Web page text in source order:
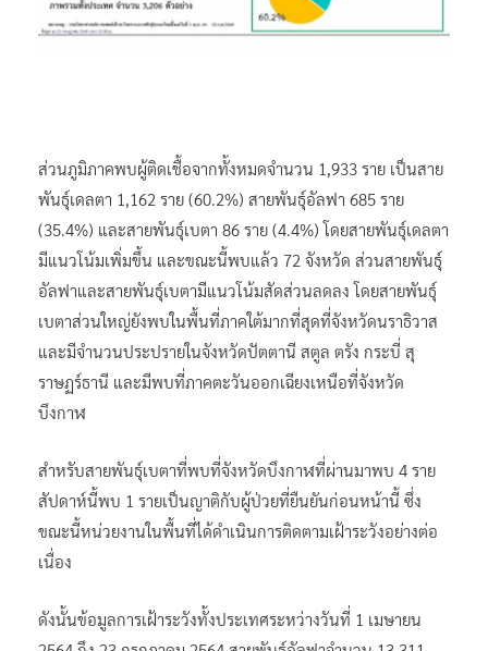
ส่วนภูมิภาคพบผู้ติดเชื้อจากทั้งหมดจำนวน 1,933 ราย เป็นสาย
พันธุ์เดลตา 1,162 ราย (60.2%) สายพันธุ์อัลฟา 685 ราย
(35.4%) และสายพันธุ์เบตา 86 ราย (4.4%) โดยสายพันธุ์เดลตา
มีแนวโน้มเพิ่มขึ้น และขณะนี้พบแล้ว 72 จังหวัด ส่วนสายพันธุ์
อัลฟาและสายพันธุ์เบตามีแนวโน้มสัดส่วนลดลง โดยสายพันธุ์
เบตาส่วนใหญ่ยังพบในพื้นที่ภาคใต้มากที่สุดที่จังหวัดนราธิวาส
และมีจำนวนประปรายในจังหวัดปัตตานี สตูล ตรัง กระบี่ สุ
ราษฏร์ธานี และมีพบที่ภาคตะวันออกเฉียงเหนือที่จังหวัด
บึงกาฬ
สำหรับสายพันธุ์เบตาที่พบที่จังหวัดบึงกาฬที่ผ่านมาพบ 4 ราย
สัปดาห์นี้พบ 1 รายเป็นญาติกับผู้ป่วยที่ยืนยันก่อนหน้านี้ ซึ่ง
ขณะนี้หน่วยงานในพื้นที่ได้ดำเนินการติดตามเฝ้าระวังอย่างต่อ
เนื่อง
ดังนั้นข้อมูลการเฝ้าระวังทั้งประเทศระหว่างวันที่ 1 เมษายน